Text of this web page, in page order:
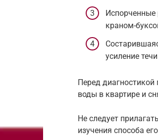
Испорченные
краном-
усиление
Перед
воды в квартире и
Не следует
изучения способа